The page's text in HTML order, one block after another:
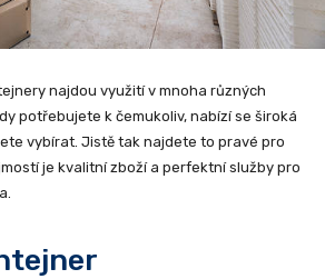
najdou využití v mnoha různých
potřebujete k čemukoliv, nabízí se široká
vybírat. Jistě tak najdete to pravé pro
je kvalitní zboží a perfektní služby pro